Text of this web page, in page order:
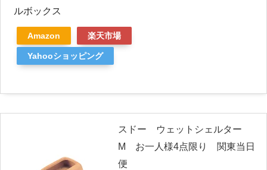
ルボックス
Amazon 楽天市場
Yahooショッピング
スドー ウェットシェルター
M お一人様4点限り 関東当日
便